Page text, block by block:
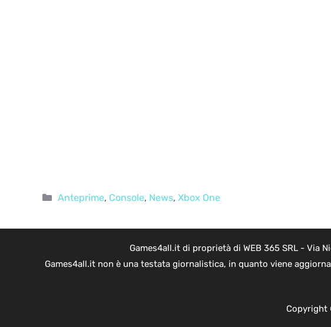
Categorie
Anteprime, Console, News, Xbox One
Games4all.it di proprietà di WEB 365 SRL - Via
Games4all.it non è una testata giornalistica, in quanto viene